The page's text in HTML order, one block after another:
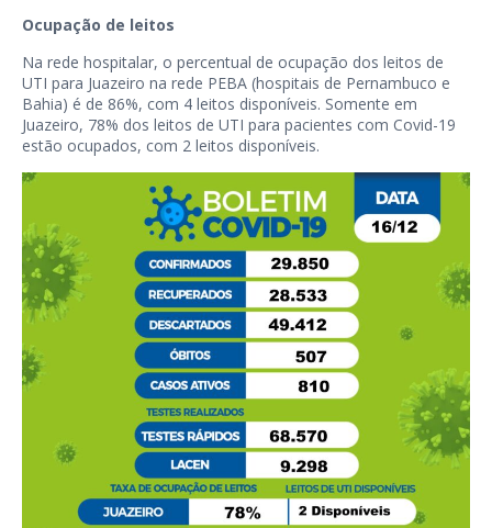
Ocupação de leitos
Na rede hospitalar, o percentual de ocupação dos leitos de
UTI para Juazeiro na rede PEBA (hospitais de Pernambuco e
Bahia) é de 86%, com 4 leitos disponíveis. Somente em
Juazeiro, 78% dos leitos de UTI para pacientes com Covid-19
estão ocupados, com 2 leitos disponíveis.